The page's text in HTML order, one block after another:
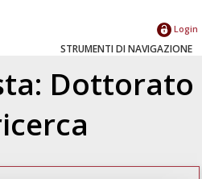
Login
STRUMENTI DI NAVIGAZIONE
Dottorato